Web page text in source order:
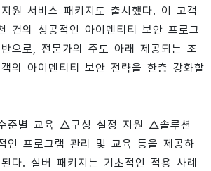
원 서비스 패키지도 출시했다. 이 고객
건의 성공적인 아이덴티티 보안 프로그
으로, 전문가의 주도 아래 제공되는 조
의 아이덴티티 보안 전략을 한층 강화할
준별 교육 △구성 설정 지원 △솔루션
인 프로그램 관리 및 교육 등을 제공하
다. 실버 패키지는 기초적인 적용 사례